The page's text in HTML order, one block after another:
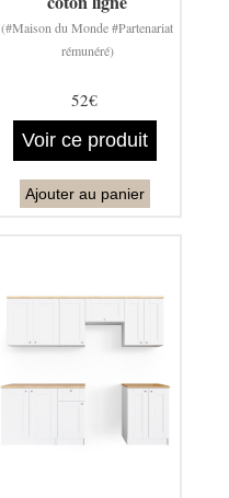
(#Maison du Monde #Partenariat
rémunéré)
52€
Voir ce produit
Ajouter au panier